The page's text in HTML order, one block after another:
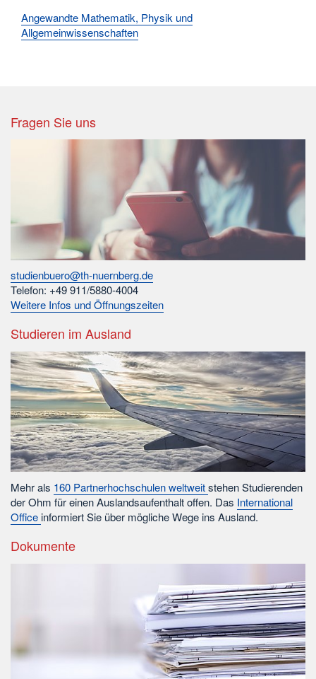
Angewandte Mathematik, Physik und
Allgemeinwissenschaften
Fragen Sie uns
studienbuero@th-nuernberg.de
Telefon: +49 911/5880-4004
Weitere Infos und Öffnungszeiten
Studieren im Ausland
Mehr als 160 Partnerhochschulen weltweitstehen Studierenden
der Ohm für einen Auslandsaufenthalt offen. Das International
Officeinformiert Sie über mögliche Wege ins Ausland.
Dokumente